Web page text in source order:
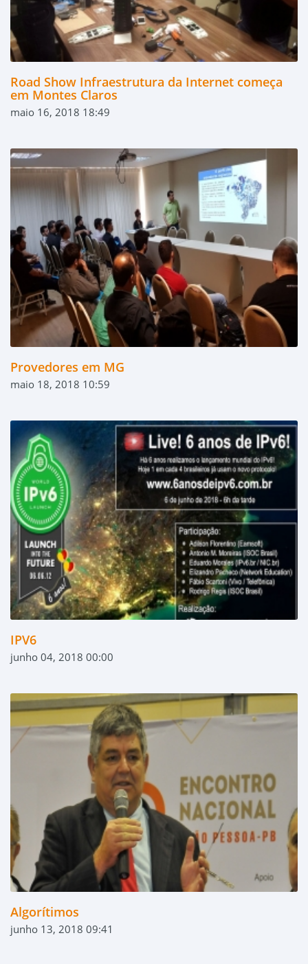
Road Show Infraestrutura da Internet começa
em Montes Claros
maio 16, 2018 18:49
Provedores em MG
maio 18, 2018 10:59
IPV6
junho 04, 2018 00:00
Algorítimos
junho 13, 2018 09:41